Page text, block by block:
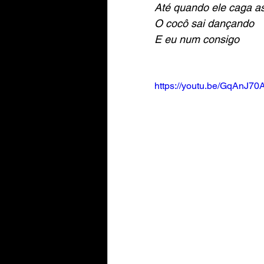
Até quando ele caga
O cocô sai dançando
E eu num consigo
https://youtu.be/